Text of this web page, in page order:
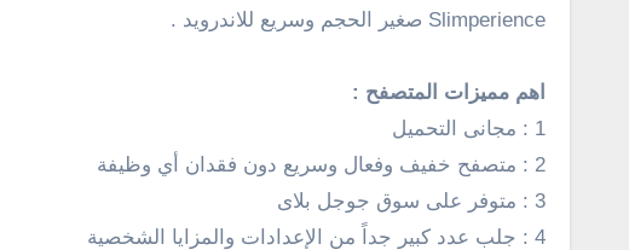
Slimperience صغير الحجم وسريع للاندرويد .
اهم مميزات المتصفح :
1 : مجانى التحميل
2 : متصفح خفيف وفعال وسريع دون فقدان أي وظيفة
3 : متوفر على سوق جوجل بلاى
4 : جلب عدد كبير جداً من الإعدادات والمزايا الشخصية